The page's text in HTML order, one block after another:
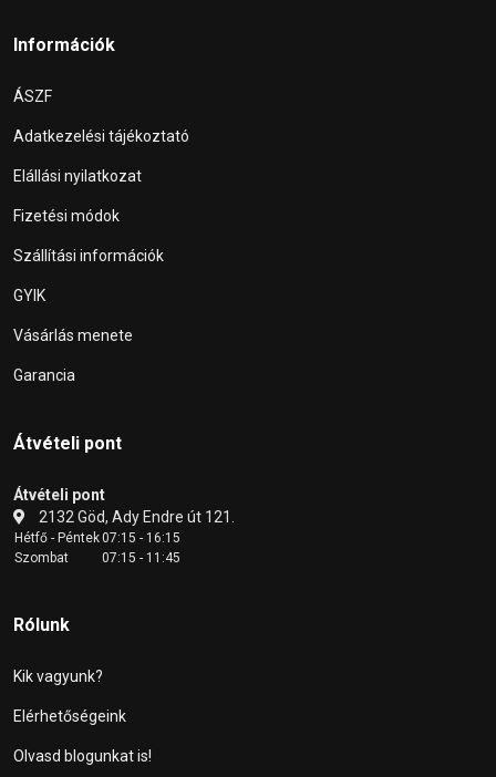
Információk
ÁSZF
Adatkezelési tájékoztató
Elállási nyilatkozat
Fizetési módok
Szállítási információk
GYIK
Vásárlás menete
Garancia
Átvételi pont
Átvételi pont
2132 Göd, Ady Endre út 121.
Hétfő - Péntek07:15 - 16:15
Szombat
07:15 - 11:45
Rólunk
Kik vagyunk?
Elérhetőségeink
Olvasd blogunkat is!